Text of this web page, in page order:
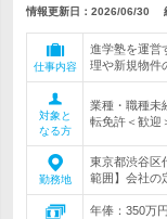
情報更新日：2026/06/30
仕事内容
進学塾を運営
理や新規物件
対象と
なる方
業種・職種未
転免許＜歓迎
勤務地
東京都渋谷区
範囲】会社の
年俸：350万